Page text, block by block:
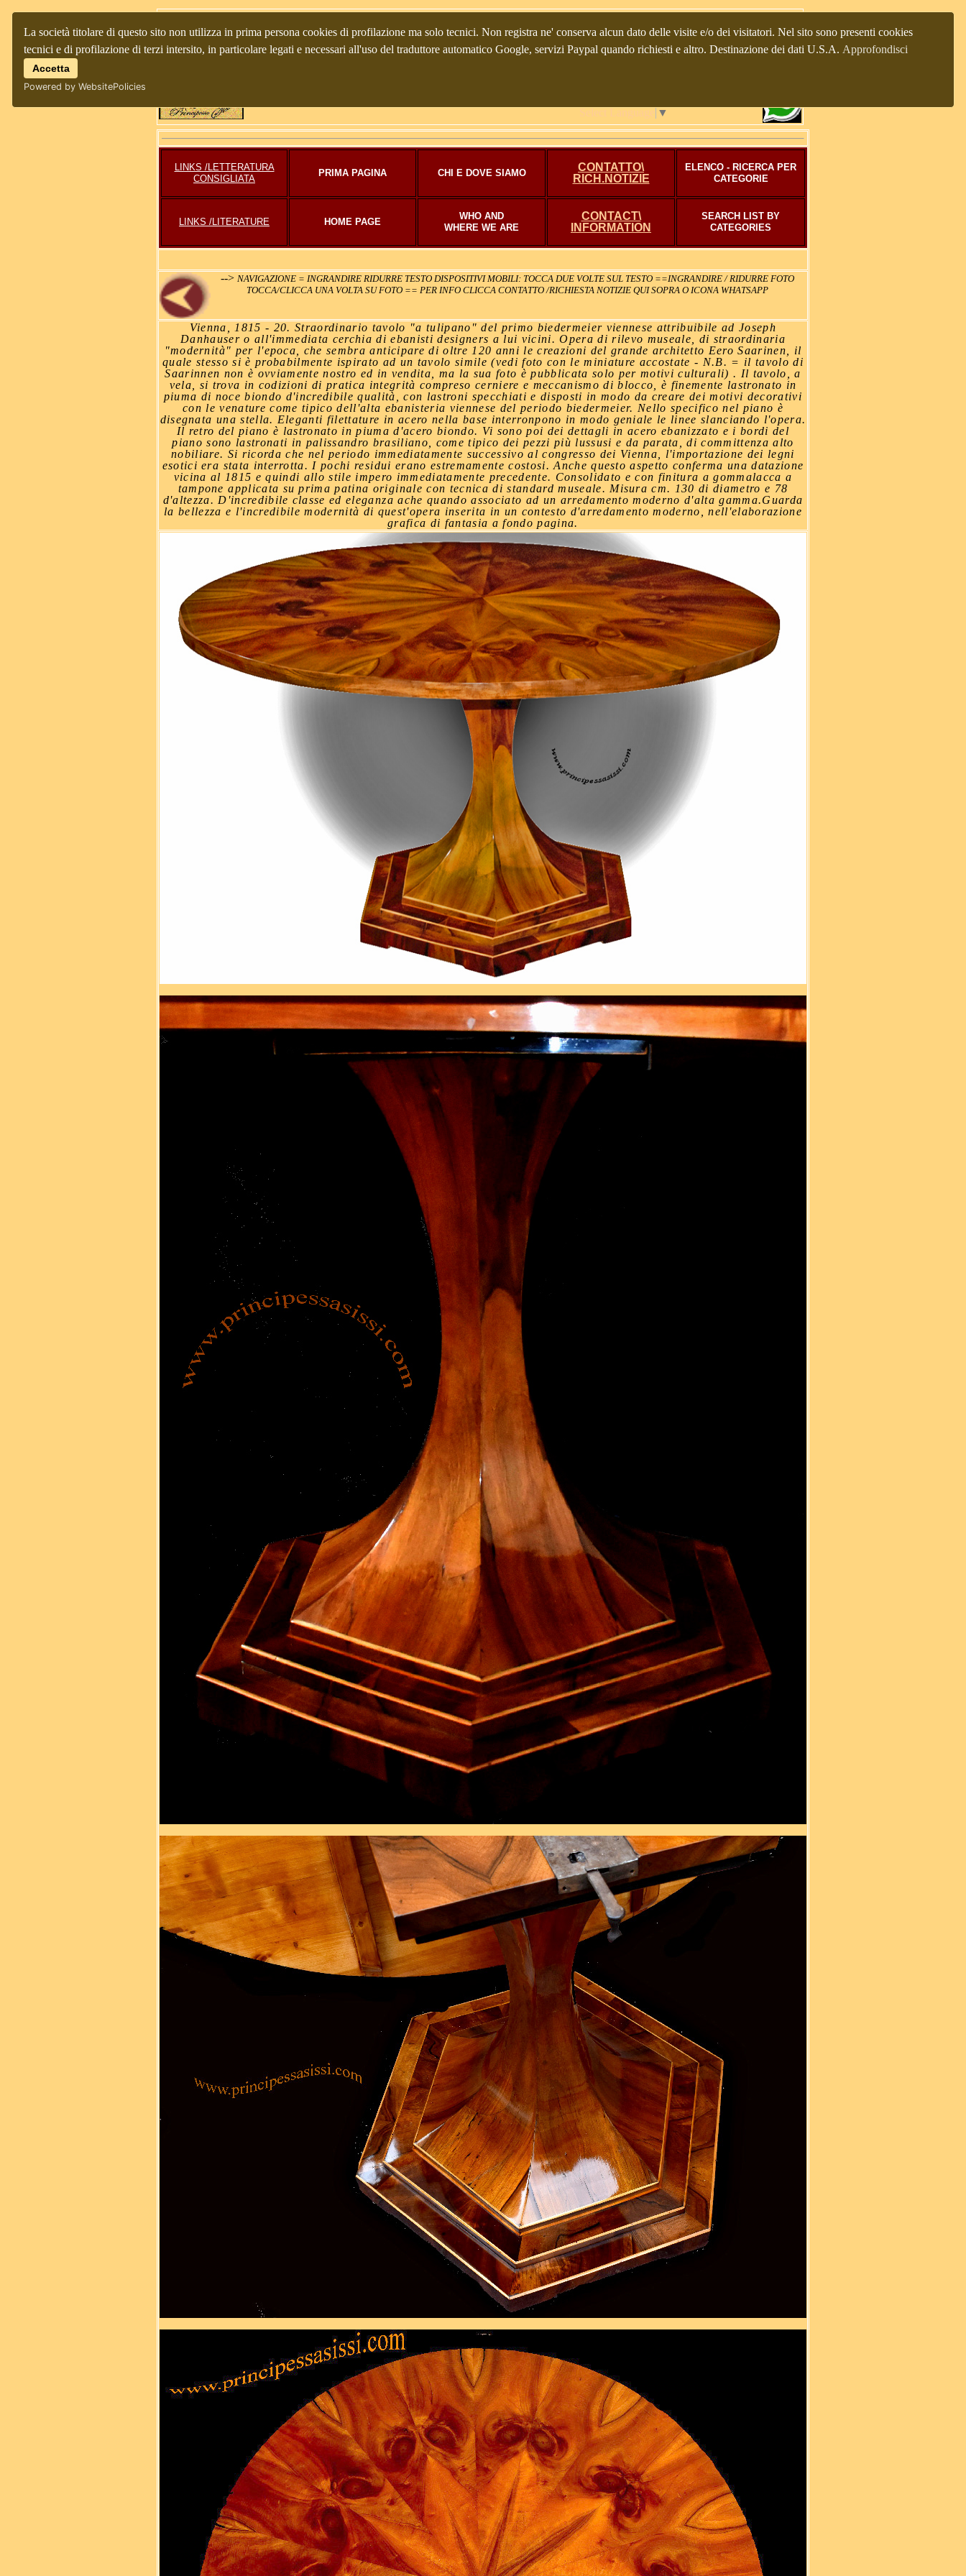
La società titolare di questo sito non utilizza in prima persona cookies di profilazione ma solo tecnici. Non registra ne' conserva alcun dato delle visite e/o dei visitatori. Nel sito sono presenti cookies
tecnici e di profilazione di terzi intersito, in particolare legati e necessari all'uso del traduttore automatico Google, servizi Paypal quando richiesti e altro. Destinazione dei dati U.S.A. Approfondisci
Accetta
Powered by WebsitePolicies
Via Gemona 10\12
33100 Udine (Italia, Italien, Italy), tel.+39 0432 229741, +39
3482325219
Select Language ▼
LINKS /LETTERATURA
CONSIGLIATA
PRIMA PAGINA CHI E DOVE SIAMO
CONTATTO\
RICH.NOTIZIE
ELENCO - RICERCA PER
CATEGORIE
LINKS /LITERATURE HOME PAGE
WHO AND
WHERE WE ARE
CONTACT\
INFORMATION
SEARCH LIST BY
CATEGORIES
--> NAVIGAZIONE = INGRANDIRE RIDURRE TESTO DISPOSITIVI MOBILI: TOCCA DUE VOLTE SUL TESTO ==INGRANDIRE / RIDURRE FOTO
TOCCA/CLICCA UNA VOLTA SU FOTO == PER INFO CLICCA CONTATTO /RICHIESTA NOTIZIE QUI SOPRA O ICONA WHATSAPP
Vienna, 1815 - 20. Straordinario tavolo "a tulipano" del primo biedermeier viennese attribuibile ad Joseph
Danhauser o all'immediata cerchia di ebanisti designers a lui vicini. Opera di rilevo museale, di straordinaria
"modernità" per l'epoca, che sembra anticipare di oltre 120 anni le creazioni del grande architetto Eero Saarinen, il
quale stesso si è probabilmente ispirato ad un tavolo simile (vedi foto con le miniature accostate - N.B. = il tavolo di
Saarinnen non è ovviamente nostro ed in vendita, ma la sua foto è pubblicata solo per motivi culturali) . Il tavolo, a
vela, si trova in codizioni di pratica integrità compreso cerniere e meccanismo di blocco, è finemente lastronato in
piuma di noce biondo d'incredibile qualità, con lastroni specchiati e disposti in modo da creare dei motivi decorativi
con le venature come tipico dell'alta ebanisteria viennese del periodo biedermeier. Nello specifico nel piano è
disegnata una stella. Eleganti filettature in acero nella base interronpono in modo geniale le linee slanciando l'opera.
Il retro del piano è lastronato in piuma d'acero biondo. Vi sono poi dei dettagli in acero ebanizzato e i bordi del
piano sono lastronati in palissandro brasiliano, come tipico dei pezzi più lussusi e da parata, di committenza alto
nobiliare. Si ricorda che nel periodo immediatamente successivo al congresso dei Vienna, l'importazione dei legni
esotici era stata interrotta. I pochi residui erano estremamente costosi. Anche questo aspetto conferma una datazione
vicina al 1815 e quindi allo stile impero immediatamente precedente. Consolidato e con finitura a gommalacca a
tampone applicata su prima patina originale con tecnica di standard museale. Misura cm. 130 di diametro e 78
d'altezza. D'incredibile classe ed eleganza ache quando associato ad un arredamento moderno d'alta gamma.Guarda
la bellezza e l'incredibile modernità di quest'opera inserita in un contesto d'arredamento moderno, nell'elaborazione
grafica di fantasia a fondo pagina.